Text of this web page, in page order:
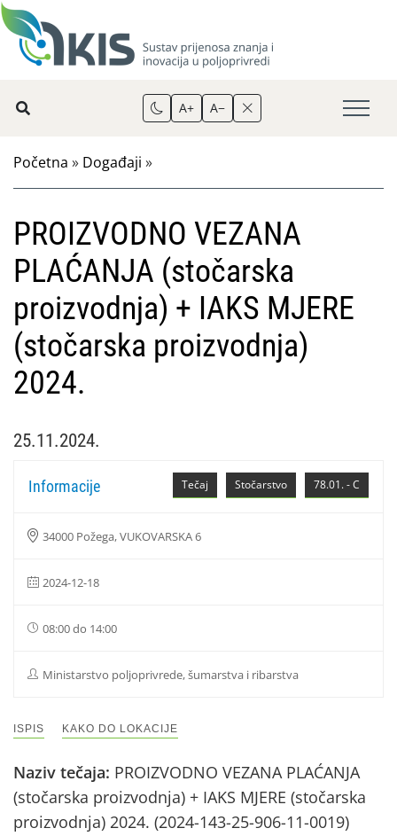
A+ A−
Početna » Događaji »
PROIZVODNO VEZANA
PLAĆANJA (stočarska
proizvodnja) + IAKS MJERE
(stočarska proizvodnja)
2024.
25.11.2024.
78.01. - C
Stočarstvo
Tečaj
Informacije
34000 Požega, VUKOVARSKA 6
2024-12-18
08:00 do 14:00
Ministarstvo poljoprivrede, šumarstva i ribarstva
ISPIS KAKO DO LOKACIJE
Naziv tečaja: PROIZVODNO VEZANA PLAĆANJA
(stočarska proizvodnja) + IAKS MJERE (stočarska
proizvodnja) 2024. (2024-143-25-906-11-0019)